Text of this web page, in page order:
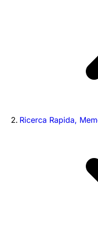
Ricerca Rapida,